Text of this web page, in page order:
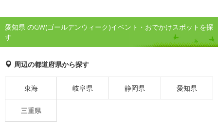
愛知県 のGW(ゴールデンウィーク)イベント・おでかけスポットを探
す
周辺の都道府県から探す
東海 岐阜県 静岡県 愛知県
三重県